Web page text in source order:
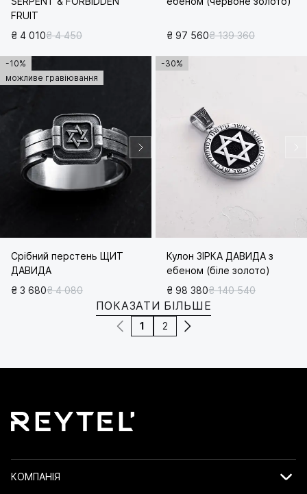
FRUIT
₴ 4 010₴ 4 450 ₴ 97 560₴ 139 360
-10%
можливе гравіювання
Срібний перстень ЩИТ
ДАВИДА
₴ 3 680₴ 4 080
-30%
Кулон ЗІРКА ДАВИДА з
ебеном (біле золото)
₴ 98 380₴ 140 540
ПОКАЗАТИ БІЛЬШЕ
1 2
КОМПАНІЯ